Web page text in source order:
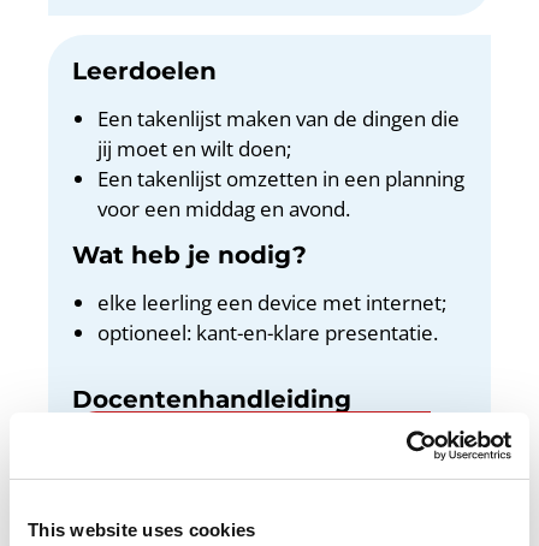
This website uses cookies
Leerdoelen
Een takenlijst maken van de dingen die
jij moet en wilt doen;
Een takenlijst omzetten in een planning
voor een middag en avond.
Wat heb je nodig?
elke leerling een device met internet;
optioneel: kant-en-klare presentatie.
Docentenhandleiding
Bekijk de docentenhandleiding